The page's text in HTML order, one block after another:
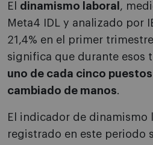
El dinamismo laboral ,
Meta4 IDL y analizado por
21,4% en el primer
significa que durante esos
uno de cada cinco
cambiado de manos.
El indicador de dinamismo
registrado en este periodo